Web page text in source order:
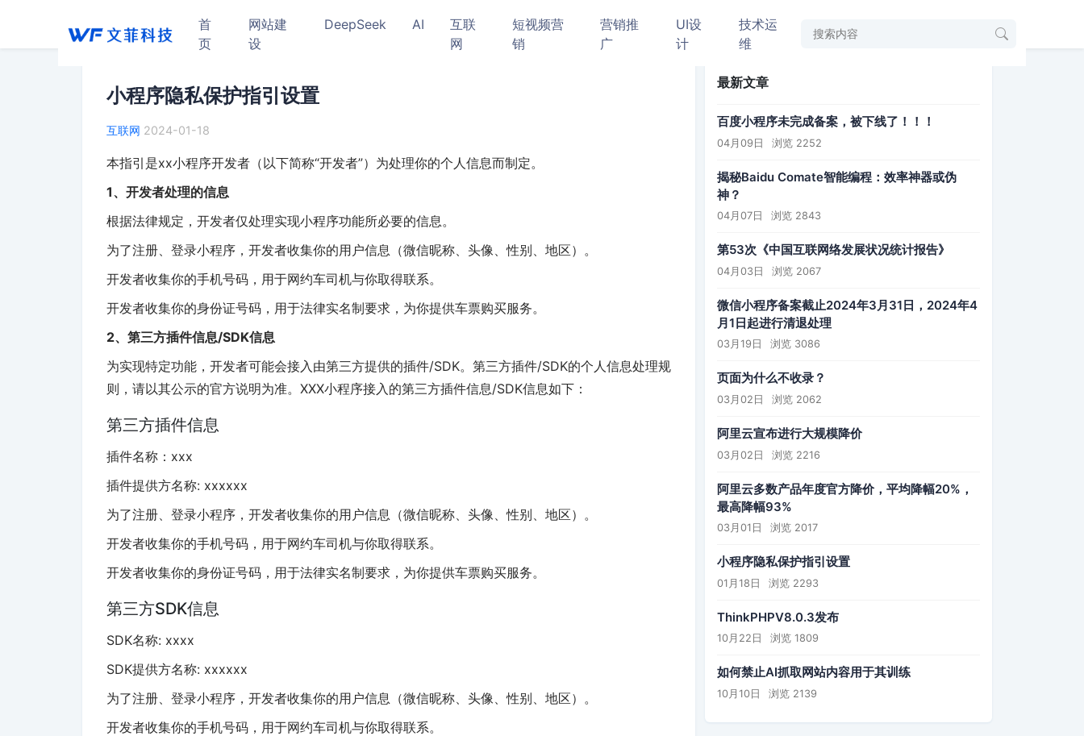
首
页
网站建
设
DeepSeek AI
互联
网
短视频营
销
营销推
广
UI设
计
技术运
维
小程序隐私保护指引设置
互联网 2024-01-18
本指引是xx小程序开发者（以下简称“开发者”）为处理你的个人信息而制定。
1、开发者处理的信息
根据法律规定，开发者仅处理实现小程序功能所必要的信息。
为了注册、登录小程序，开发者收集你的用户信息（微信昵称、头像、性别、地区）。
开发者收集你的手机号码，用于网约车司机与你取得联系。
开发者收集你的身份证号码，用于法律实名制要求，为你提供车票购买服务。
2、第三方插件信息/SDK信息
为实现特定功能，开发者可能会接入由第三方提供的插件/SDK。第三方插件/SDK的个人信息处理规
则，请以其公示的官方说明为准。XXX小程序接入的第三方插件信息/SDK信息如下：
第三方插件信息
插件名称：xxx
插件提供方名称: xxxxxx
为了注册、登录小程序，开发者收集你的用户信息（微信昵称、头像、性别、地区）。
开发者收集你的手机号码，用于网约车司机与你取得联系。
开发者收集你的身份证号码，用于法律实名制要求，为你提供车票购买服务。
第三方SDK信息
SDK名称: xxxx
SDK提供方名称: xxxxxx
为了注册、登录小程序，开发者收集你的用户信息（微信昵称、头像、性别、地区）。
开发者收集你的手机号码，用于网约车司机与你取得联系。
最新文章
百度小程序未完成备案，被下线了！！！
04月09日 浏览 2252
揭秘Baidu Comate智能编程：效率神器或伪
神？
04月07日 浏览 2843
第53次《中国互联网络发展状况统计报告》
04月03日 浏览 2067
微信小程序备案截止2024年3月31日，2024年4
月1日起进行清退处理
03月19日 浏览 3086
页面为什么不收录？
03月02日 浏览 2062
阿里云宣布进行大规模降价
03月02日 浏览 2216
阿里云多数产品年度官方降价，平均降幅20%，
最高降幅93%
03月01日 浏览 2017
小程序隐私保护指引设置
01月18日 浏览 2293
ThinkPHPV8.0.3发布
10月22日 浏览 1809
如何禁止AI抓取网站内容用于其训练
10月10日 浏览 2139